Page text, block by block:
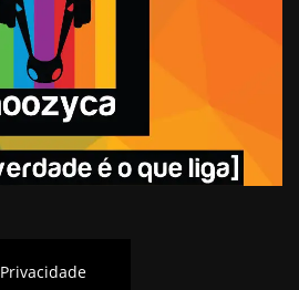
Privacidade